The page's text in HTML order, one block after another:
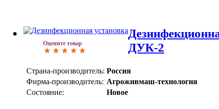
Оцените товар
ДУК-2
Страна-производитель: Россия
Фирма-производитель: Агроживмаш-технология
Состояние:
Новое